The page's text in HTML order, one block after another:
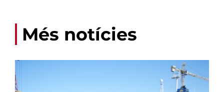
Més notícies